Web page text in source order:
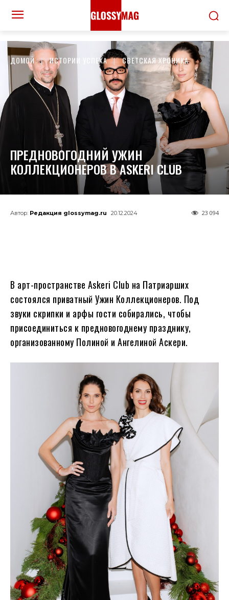
ДОМОЙ ИСТОРИИ УСПЕХА СВЕТСКАЯ ХРОНИКА
ПРЕДНОВОГОДНИЙ УЖИН
КОЛЛЕКЦИОНЕРОВ В ASKERI CLUB
Автор: Редакция glossymag.ru 20.12.2024 23 094
В арт-пространстве Askeri Club на Патриарших
состоялся приватный Ужин Коллекционеров. Под
звуки скрипки и арфы гости собирались, чтобы
присоединиться к предновогоднему празднику,
организованному Полиной и Ангелиной Аскери.